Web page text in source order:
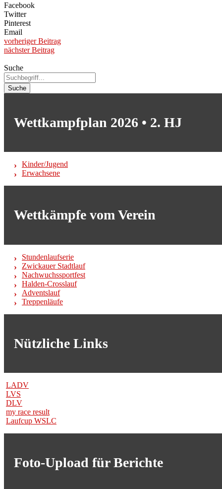
Facebook
Twitter
Pinterest
Email
vorheriger Beitrag
nächster Beitrag
Suche
Suche
Wettkampfplan 2026 • 2. HJ
Kinder/Jugend
Erwachsene
Wettkämpfe vom Verein
Stundenlaufserie
Zwickauer Stadtlauf
Nachwuchssportfest
Halden-Crosslauf
Adventslauf
Treppenläufe
Nützliche Links
LADV
LVS
DLV
my race result
Laufcup WSLC
Foto-Upload für Berichte